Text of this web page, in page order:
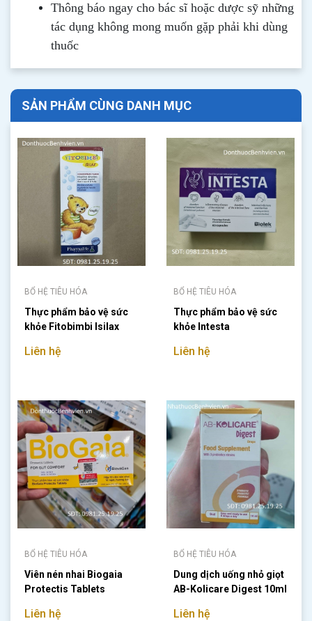
Thông báo ngay cho bác sĩ hoặc dược sỹ những
tác dụng không mong muốn gặp phải khi dùng
thuốc
SẢN PHẨM CÙNG DANH MỤC
BỔ HỆ TIÊU HÓA
Thực phẩm bảo vệ sức
khỏe Fitobimbi Isilax
Liên hệ
BỔ HỆ TIÊU HÓA
Thực phẩm bảo vệ sức
khỏe Intesta
Liên hệ
BỔ HỆ TIÊU HÓA
Viên nén nhai Biogaia
Protectis Tablets
Liên hệ
BỔ HỆ TIÊU HÓA
Dung dịch uống nhỏ giọt
AB-Kolicare Digest 10ml
Liên hệ